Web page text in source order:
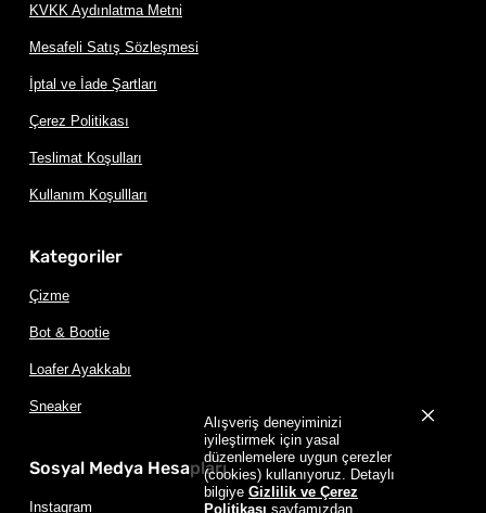
Alışveriş deneyiminizi
iyileştirmek için yasal
düzenlemelere uygun çerezler
(cookies) kullanıyoruz. Detaylı
bilgiye Gizlilik ve Çerez
Politikası sayfamızdan
KVKK Aydınlatma Metni
Mesafeli Satış Sözleşmesi
İptal ve İade Şartları
Çerez Politikası
Teslimat Koşulları
Kullanım Koşullları
Kategoriler
Çizme
Bot & Bootie
Loafer Ayakkabı
Sneaker
Sosyal Medya Hesapları
Instagram